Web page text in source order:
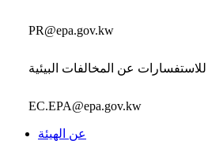
PR@epa.gov.kw
للاستفسارات عن المخالفات البيئية
EC.EPA@epa.gov.kw
عن الهيئة